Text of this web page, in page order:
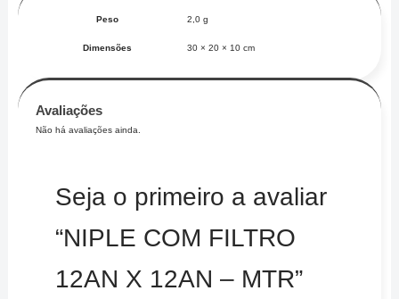
Peso 2,0 g
Dimensões 30 × 20 × 10 cm
Avaliações
Não há avaliações ainda.
Seja o primeiro a avaliar
“NIPLE COM FILTRO
12AN X 12AN – MTR”